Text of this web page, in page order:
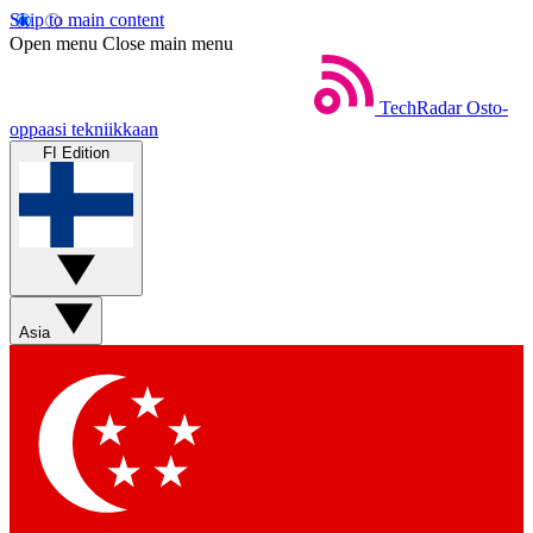
Skip to main content
Open menu Close main menu
TechRadar Osto-
oppaasi tekniikkaan
FI Edition
Asia